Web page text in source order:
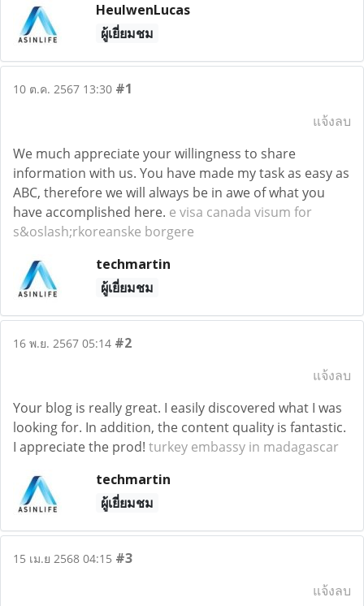
HeulwenLucas
ผู้เยี่ยมชม
10 ต.ค. 2567 13:30 #1
แจ้งลบ
We much appreciate your willingness to share
information with us. You have made my task as easy as
ABC, therefore we will always be in awe of what you
have accomplished here. e visa canada visum for
s&oslash;rkoreanske borgere
techmartin
ผู้เยี่ยมชม
16 พ.ย. 2567 05:14 #2
แจ้งลบ
Your blog is really great. I easily discovered what I was
looking for. In addition, the content quality is fantastic.
I appreciate the prod! turkey embassy in madagascar
techmartin
ผู้เยี่ยมชม
15 เม.ย 2568 04:15 #3
แจ้งลบ